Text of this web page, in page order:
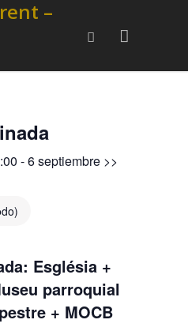
-6 septiembre >>
Església +
parroquial
+ MOCB